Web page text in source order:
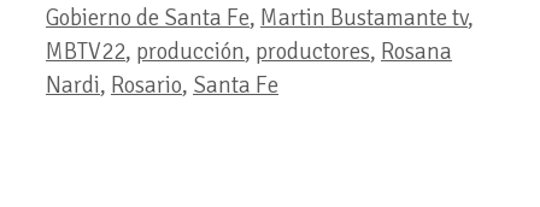
Gobierno de Santa Fe, Martin Bustamante tv,
MBTV22, producción, productores, Rosana
Nardi, Rosario, Santa Fe